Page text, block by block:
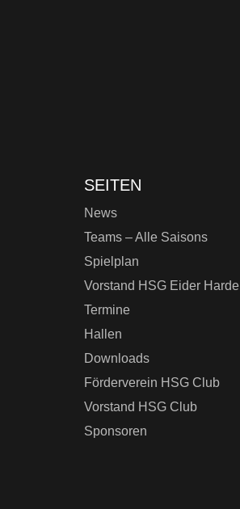
SEITEN
News
Teams – Alle Saisons
Spielplan
Vorstand HSG Eider Harde
Termine
Hallen
Downloads
Förderverein HSG Club
Vorstand HSG Club
Sponsoren